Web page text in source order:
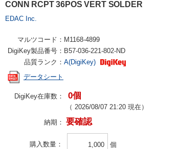
CONN RCPT 36POS VERT SOLDER
EDAC Inc.
マルツコード： M1168-4899
DigiKey製品番号： B57-036-221-802-ND
品質ランク： A(DigiKey)
データシート
DigiKey在庫数： 0個
（ 2026/08/07 21:20 現在）
納期： 要確認
購入数量 個